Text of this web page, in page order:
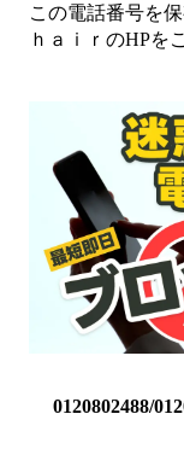
この電話番号を
ｈａｉｒ のHPを
0120802488/